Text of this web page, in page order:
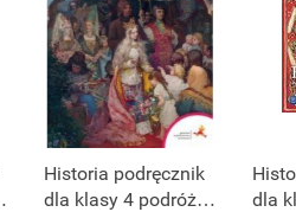
Produkt niedostępny
Historia podręcznik
dla klasy 4 podróże
dla